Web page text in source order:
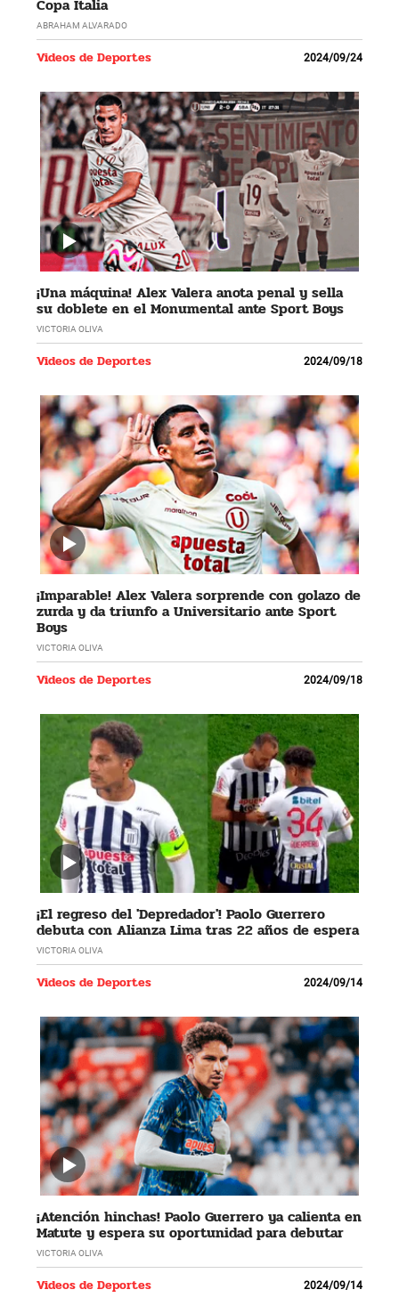
Copa Italia
ABRAHAM ALVARADO
Videos de Deportes 2024/09/24
¡Una máquina! Alex Valera anota penal y sella
su doblete en el Monumental ante Sport Boys
VICTORIA OLIVA
Videos de Deportes 2024/09/18
¡Imparable! Alex Valera sorprende con golazo de
zurda y da triunfo a Universitario ante Sport
Boys
VICTORIA OLIVA
Videos de Deportes 2024/09/18
¡El regreso del 'Depredador'! Paolo Guerrero
debuta con Alianza Lima tras 22 años de espera
VICTORIA OLIVA
Videos de Deportes 2024/09/14
¡Atención hinchas! Paolo Guerrero ya calienta en
Matute y espera su oportunidad para debutar
VICTORIA OLIVA
Videos de Deportes 2024/09/14